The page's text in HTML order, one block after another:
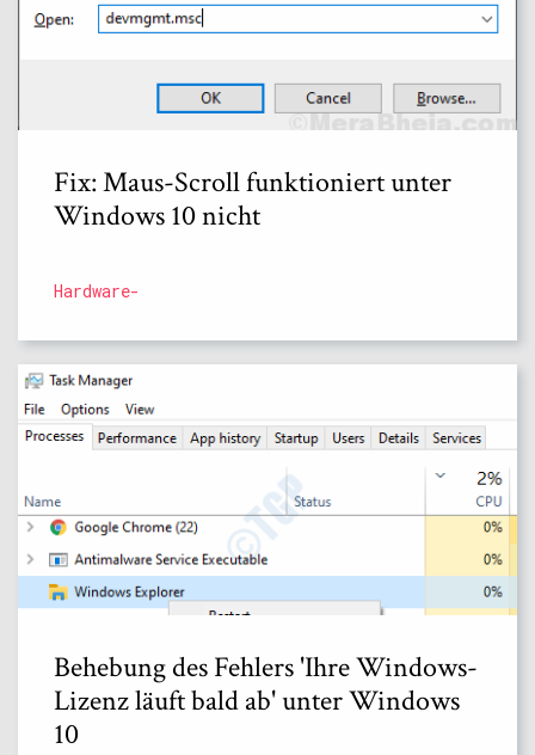
Fix: Maus-Scroll funktioniert unter
Windows 10 nicht
Hardware-
Behebung des Fehlers 'Ihre Windows-
Lizenz läuft bald ab' unter Windows
10